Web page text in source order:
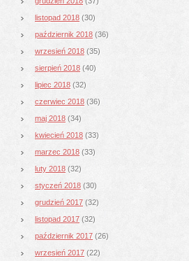
listopad 2018 (30)
październik 2018 (36)
wrzesień 2018 (35)
sierpień 2018 (40)
lipiec 2018 (32)
czerwiec 2018 (36)
maj 2018 (34)
kwiecień 2018 (33)
marzec 2018 (33)
luty 2018 (32)
styczeń 2018 (30)
grudzień 2017 (32)
listopad 2017 (32)
październik 2017 (26)
wrzesień 2017 (22)